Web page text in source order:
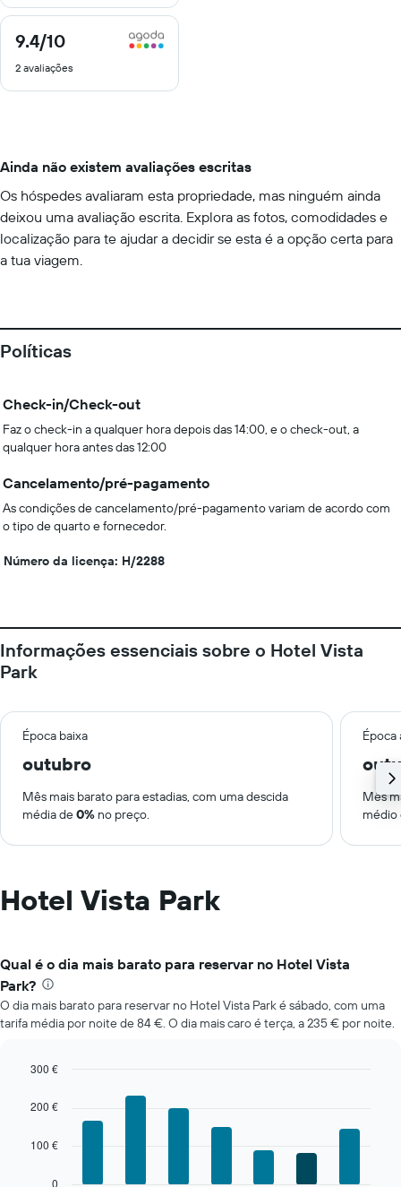
9.4/10
9.4
10
2 avaliações
Ainda não existem avaliações escritas
Os hóspedes avaliaram esta propriedade, mas ninguém ainda
deixou uma avaliação escrita. Explora as fotos, comodidades e
localização para te ajudar a decidir se esta é a opção certa para
a tua viagem.
Políticas
Check-in/Check-out
Faz o check-in a qualquer hora depois das 14:00, e o check-out, a
qualquer hora antes das 12:00
Cancelamento/pré-pagamento
As condições de cancelamento/pré-pagamento variam de acordo com
o tipo de quarto e fornecedor.
Número da licença: H/2288
Informações essenciais sobre o Hotel Vista
Park
Época baixa Época
outubro
Mês mais barato para estadias, com uma descida
média de0% no preço.
Mês
Hotel Vista Park
Qual é o dia mais barato para reservar no Hotel Vista
Park?
O dia mais barato para reservar no Hotel Vista Park é sábado, com uma
tarifa média por noite de 84 €. O dia mais caro é terça, a 235 € por noite.
chart
bars.
graphic.
0
100 €
200 €
300 €